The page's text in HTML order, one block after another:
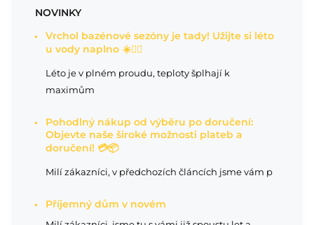
NOVINKY
Vrchol bazénové sezóny je tady! Užijte si léto
u vody naplno ☀️🏊‍♂️
Léto je v plném proudu, teploty šplhají k
maximům
Pohodlný nákup od výběru po doručení:
Objevte naše široké možnosti plateb a
doručení! 💳📦
Milí zákazníci, v předchozích článcích jsme vám p
Příjemný dům v novém